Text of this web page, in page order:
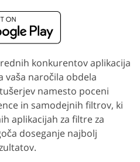
konkurentov aplikacija
vaša naročila obdela
namesto poceni
in samodejnih filtrov, ki
aplikacijah za filtre za
doseganje najbolj